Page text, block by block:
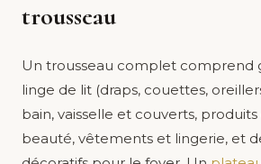
trousseau
Un trousseau complet comprend
linge de lit (draps, couettes,
bain, vaisselle et couverts,
beauté, vêtements et lingerie, et